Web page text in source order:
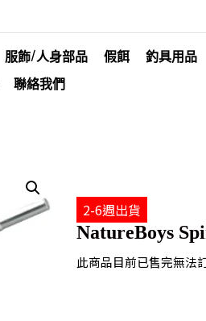
服飾/人身部品 假餌 釣具用品
聯絡我們
2-6週出貨
NatureBoys
此商品目前已售完無法